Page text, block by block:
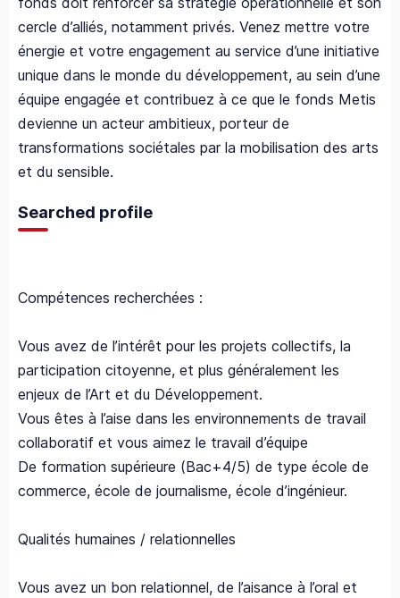
cercle d’alliés, notamment privés. Venez mettre votre
énergie et votre engagement au service d’une initiative
unique dans le monde du développement, au sein d’une
équipe engagée et contribuez à ce que le fonds Metis
devienne un acteur ambitieux, porteur de
transformations sociétales par la mobilisation des arts
et du sensible.
Searched profile
Compétences recherchées :
Vous avez de l’intérêt pour les projets collectifs, la
participation citoyenne, et plus généralement les
enjeux de l’Art et du Développement.
Vous êtes à l’aise dans les environnements de travail
collaboratif et vous aimez le travail d’équipe
De formation supérieure (Bac+4/5) de type école de
commerce, école de journalisme, école d’ingénieur.
Qualités humaines / relationnelles
Vous avez un bon relationnel, de l’aisance à l’oral et